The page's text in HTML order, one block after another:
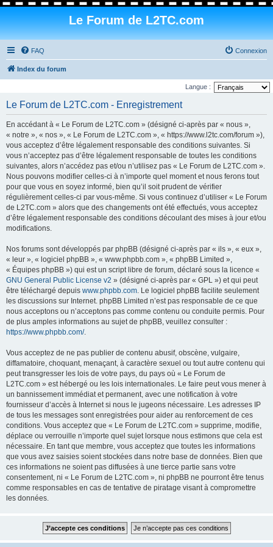
Le Forum de L2TC.com
FAQ Connexion
Index du forum
Langue :
Le Forum de L2TC.com - Enregistrement
En accédant à « Le Forum de L2TC.com » (désigné ci-après par « nous »,
« notre », « nos », « Le Forum de L2TC.com », « https://www.l2tc.com/forum »),
vous acceptez d’être légalement responsable des conditions suivantes. Si
vous n’acceptez pas d’être légalement responsable de toutes les conditions
suivantes, alors n’accédez pas et/ou n’utilisez pas « Le Forum de L2TC.com ».
Nous pouvons modifier celles-ci à n’importe quel moment et nous ferons tout
pour que vous en soyez informé, bien qu’il soit prudent de vérifier
régulièrement celles-ci par vous-même. Si vous continuez d’utiliser « Le Forum
de L2TC.com » alors que des changements ont été effectués, vous acceptez
d’être légalement responsable des conditions découlant des mises à jour et/ou
modifications.
Nos forums sont développés par phpBB (désigné ci-après par « ils », « eux »,
« leur », « logiciel phpBB », « www.phpbb.com », « phpBB Limited »,
« Équipes phpBB ») qui est un script libre de forum, déclaré sous la licence «
GNU General Public License v2 » (désigné ci-après par « GPL ») et qui peut
être téléchargé depuis www.phpbb.com. Le logiciel phpBB facilite seulement
les discussions sur Internet. phpBB Limited n’est pas responsable de ce que
nous acceptons ou n’acceptons pas comme contenu ou conduite permis. Pour
de plus amples informations au sujet de phpBB, veuillez consulter :
https://www.phpbb.com/.
Vous acceptez de ne pas publier de contenu abusif, obscène, vulgaire,
diffamatoire, choquant, menaçant, à caractère sexuel ou tout autre contenu qui
peut transgresser les lois de votre pays, du pays où « Le Forum de
L2TC.com » est hébergé ou les lois internationales. Le faire peut vous mener à
un bannissement immédiat et permanent, avec une notification à votre
fournisseur d’accès à Internet si nous le jugeons nécessaire. Les adresses IP
de tous les messages sont enregistrées pour aider au renforcement de ces
conditions. Vous acceptez que « Le Forum de L2TC.com » supprime, modifie,
déplace ou verrouille n’importe quel sujet lorsque nous estimons que cela est
nécessaire. En tant que membre, vous acceptez que toutes les informations
que vous avez saisies soient stockées dans notre base de données. Bien que
ces informations ne soient pas diffusées à une tierce partie sans votre
consentement, ni « Le Forum de L2TC.com », ni phpBB ne pourront être tenus
comme responsables en cas de tentative de piratage visant à compromettre
les données.